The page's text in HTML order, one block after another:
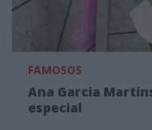
FAMOSOS
Ana Garcia
especial